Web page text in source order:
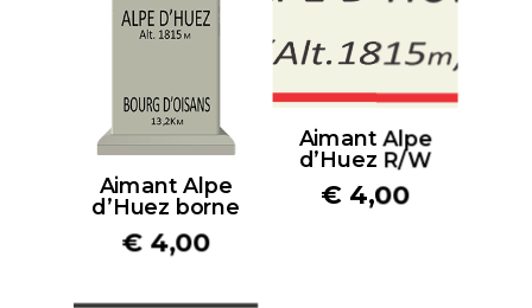
Aimant Alpe
d’Huez borne
€ 4,00
Aimant Alpe
d’Huez R/W
€ 4,00